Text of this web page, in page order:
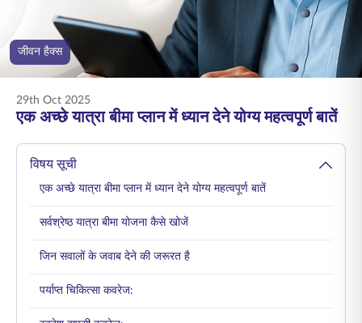
ENGLISH
ऑनलाइन खरीदें प्रीमियम भुगतान करें
जीवन हैक्स
29th Oct 2025
एक अच्छे यात्रा बीमा प्लान में ध्यान देने योग्य महत्वपूर्ण बातें
विषय सूची
एक अच्छे यात्रा बीमा प्लान में ध्यान देने योग्य महत्वपूर्ण बातें
सर्वश्रेष्ठ यात्रा बीमा योजना कैसे खोजें
जिन सवालों के जवाब देने की जरूरत है
पर्याप्त चिकित्सा कवरेज: